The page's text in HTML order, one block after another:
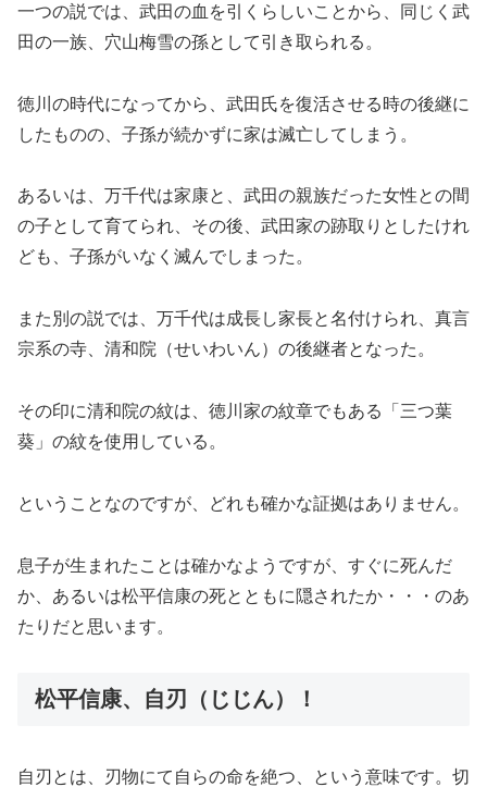
一つの説では、武田の血を引くらしいことから、同じく武
田の一族、穴山梅雪の孫として引き取られる。
徳川の時代になってから、武田氏を復活させる時の後継に
したものの、子孫が続かずに家は滅亡してしまう。
あるいは、万千代は家康と、武田の親族だった女性との間
の子として育てられ、その後、武田家の跡取りとしたけれ
ども、子孫がいなく滅んでしまった。
また別の説では、万千代は成長し家長と名付けられ、真言
宗系の寺、清和院（せいわいん）の後継者となった。
その印に清和院の紋は、徳川家の紋章でもある「三つ葉
葵」の紋を使用している。
ということなのですが、どれも確かな証拠はありません。
息子が生まれたことは確かなようですが、すぐに死んだ
か、あるいは松平信康の死とともに隠されたか・・・のあ
たりだと思います。
松平信康、自刃（じじん）！
自刃とは、刃物にて自らの命を絶つ、という意味です。切